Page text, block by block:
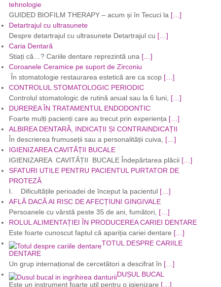
tehnologie
GUIDED BIOFILM THERAPY – acum și în Tecuci la […]
Detartrajul cu ultrasunete
Despre detartrajul cu ultrasunete Detartrajul cu […]
Caria Dentară
Stiați că…? Cariile dentare reprezintă una […]
Coroanele Ceramice pe suport de Zirconiu
În stomatologie restaurarea estetică are ca scop […]
CONTROLUL STOMATOLOGIC PERIODIC
Controlul stomatologic de rutină anual sau la 6 luni, […]
DUREREA ÎN TRATAMENTUL ENDODONTIC
Foarte mulți pacienți care au trecut prin experiența […]
ALBIREA DENTARĂ, INDICAȚII ȘI CONTRAINDICAȚII
În descrierea frumuseții sau a personalității cuiva, […]
IGIENIZAREA CAVITĂȚII BUCALE
IGIENIZAREA CAVITĂȚII BUCALE Îndepărtarea plăcii […]
SFATURI UTILE PENTRU PACIENTUL PURTATOR DE
PROTEZĂ
I. Dificultățile perioadei de început la pacientul […]
AFLĂ DACĂ AI RISC DE AFECȚIUNI GINGIVALE
Persoanele cu vârstă peste 35 de ani, fumători, […]
ROLUL ALIMENTAȚIEI ÎN PRODUCEREA CARIEI DENTARE
Este foarte cunoscut faptul că apariția cariei dentare […]
TOTUL DESPRE CARIILE
DENTARE
Un grup internațional de cercetători a descifrat în […]
DUȘUL BUCAL
Este un instrument foarte util pentru o igienizare […]